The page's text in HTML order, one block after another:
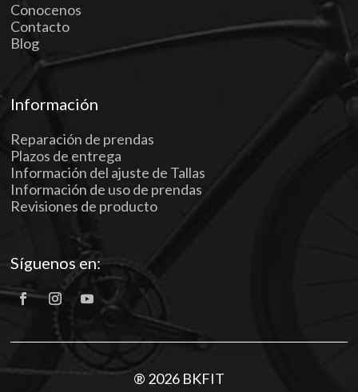
Conocenos
Contacto
Blog
Información
Reparación de prendas
Plazos de entrega
Información del ajuste de Tallas
Información de uso de prendas
Revisiones de producto
Síguenos en:
® 2026 BKFIT